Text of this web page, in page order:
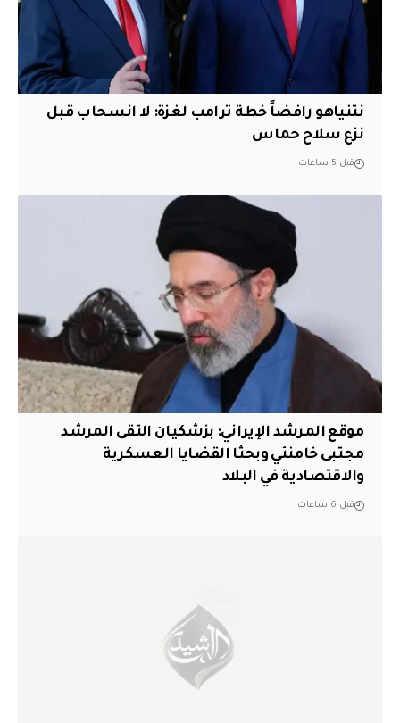
نتنياهو رافضاً خطة ترامب لغزة: لا انسحاب قبل
نزع سلاح حماس
قبل 5 ساعات
موقع المرشد الإيراني: بزشكيان التقى المرشد
مجتبى خامنئي وبحثا القضايا العسكرية
والاقتصادية في البلاد
قبل 6 ساعات